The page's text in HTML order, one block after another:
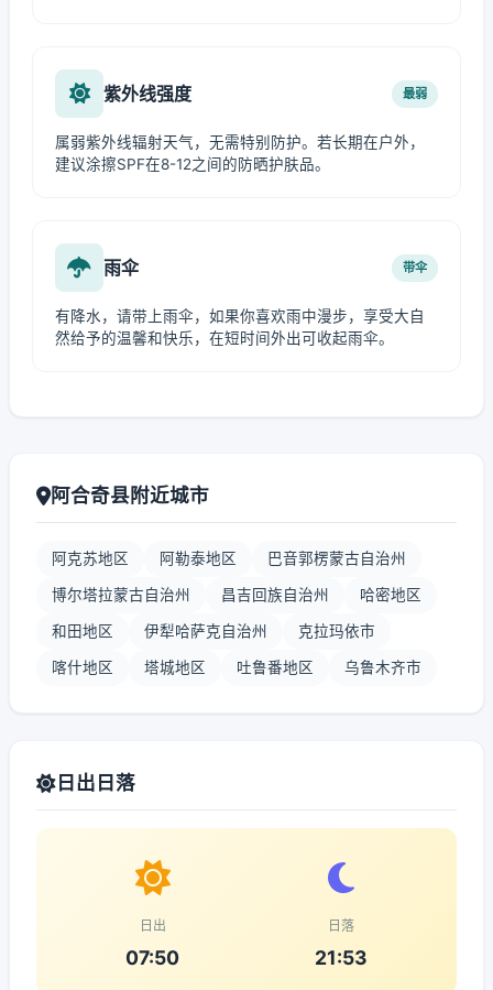
紫外线强度 最弱
属弱紫外线辐射天气，无需特别防护。若长期在户外，
建议涂擦SPF在8-12之间的防晒护肤品。
雨伞 带伞
有降水，请带上雨伞，如果你喜欢雨中漫步，享受大自
然给予的温馨和快乐，在短时间外出可收起雨伞。
阿合奇县附近城市
阿克苏地区 阿勒泰地区 巴音郭楞蒙古自治州
博尔塔拉蒙古自治州 昌吉回族自治州 哈密地区
和田地区 伊犁哈萨克自治州 克拉玛依市
喀什地区 塔城地区 吐鲁番地区 乌鲁木齐市
日出日落
日出
07:50
日落
21:53